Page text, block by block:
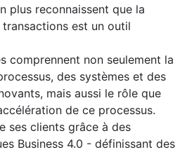
plus reconnaissent que la
est un outil
comprennent non seulement la
des systèmes et des
mais aussi le rôle que
de ce processus.
ses clients grâce à des
Business 4.0 - définissant des